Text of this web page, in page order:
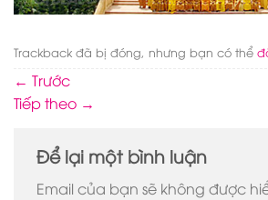
Trackback đã bị đóng, nhưng bạn có thể
← Trước
Tiếp theo →
Để lại một bình luận
Email của bạn sẽ không được